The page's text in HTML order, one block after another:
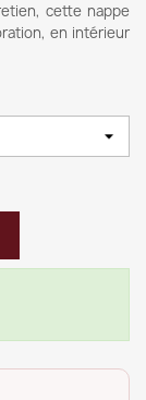
cette nappe
en intérieur